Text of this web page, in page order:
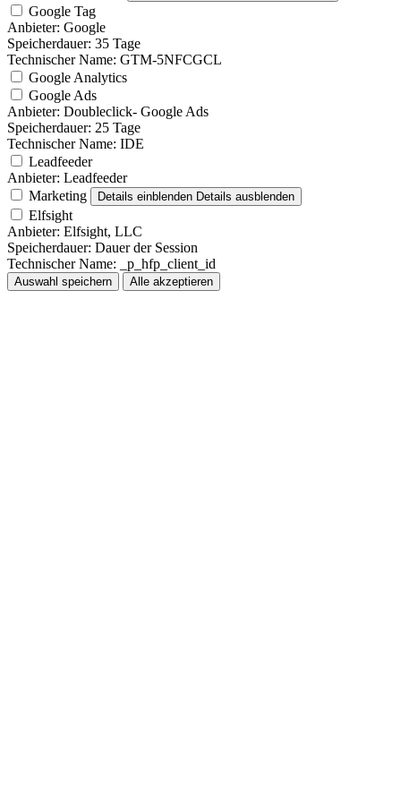
Google Tag
Anbieter: Google
Speicherdauer: 35 Tage
Technischer Name: GTM-5NFCGCL
Google Analytics
Google Ads
Anbieter: Doubleclick- Google Ads
Speicherdauer: 25 Tage
Technischer Name: IDE
Leadfeeder
Anbieter: Leadfeeder
Marketing
Details einblenden Details ausblenden
Elfsight
Anbieter: Elfsight, LLC
Speicherdauer: Dauer der Session
Technischer Name: _p_hfp_client_id
Auswahl speichern Alle akzeptieren